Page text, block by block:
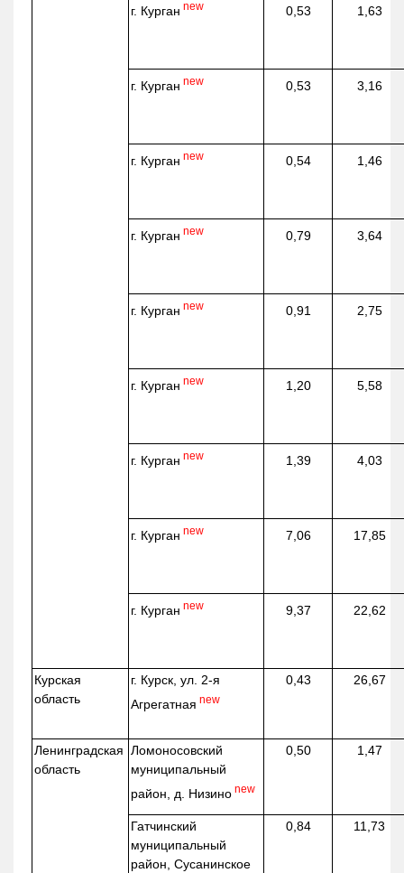
г. Курган new 0,53 1,63
г. Курган new 0,53 3,16
г. Курган new 0,54 1,46
г. Курган new 0,79 3,64
г. Курган new 0,91 2,75
г. Курган new 1,20 5,58
г. Курган new 1,39 4,03
г. Курган new 7,06 17,85
г. Курган new 9,37 22,62
Курская
область
г. Курск, ул. 2-я
Агрегатная new
0,43 26,67
Ленинградская
область
Ломоносовский
муниципальный
район, д. Низино new
0,50 1,47
Гатчинский
муниципальный
район, Сусанинское
0,84 11,73